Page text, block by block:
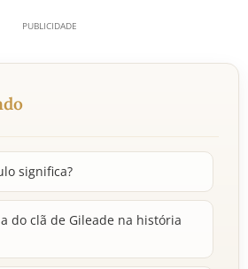
significa?
do clã de Gileade na história